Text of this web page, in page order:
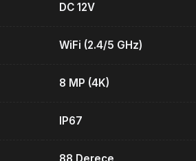
DC 12V
WiFi (2.4/5 GHz)
8 MP (4K)
IP67